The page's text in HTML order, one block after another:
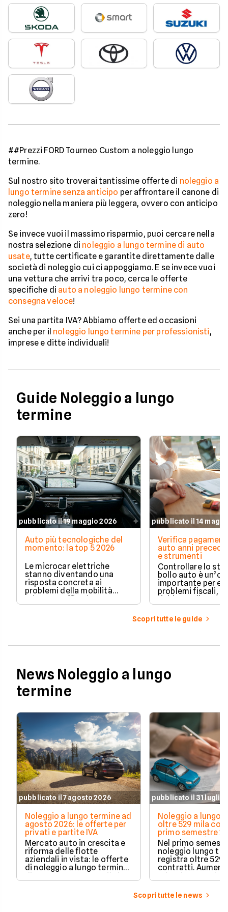
##Prezzi FORD Tourneo Custom a noleggio lungo
termine.
Sul nostro sito troverai tantissime offerte di noleggio a
lungo termine senza anticipo per affrontare il canone di
noleggio nella maniera più leggera, ovvero con anticipo
zero!
Se invece vuoi il massimo risparmio, puoi cercare nella
nostra selezione di noleggio a lungo termine di auto
usate, tutte certificate e garantite direttamente dalle
società di noleggio cui ci appoggiamo. E se invece vuoi
una vettura che arrivi tra poco, cerca le offerte
specifiche di auto a noleggio lungo termine con
consegna veloce!
Sei una partita IVA? Abbiamo offerte ed occasioni
anche per il noleggio lungo termine per professionisti,
imprese e ditte individuali!
Guide Noleggio a lungo
termine
pubblicato il 19 maggio 2026
Auto più tecnologiche del
momento: la top 5 2026
Le microcar elettriche
stanno diventando una
risposta concreta ai
problemi della mobilità
urbana: traffico intenso,
parcheggi limitati e costi di
pubblicato il 14
Verifica
auto anni
e strumenti
Controllare lo
bollo auto è
importante per
problemi fiscali,
richieste di
inattese.
Scopri tutte le guide
News Noleggio a lungo
termine
pubblicato il 7 agosto 2026
Noleggio a lungo termine ad
agosto 2026: le offerte per
privati e partite IVA
Mercato auto in crescita e
riforma delle flotte
aziendali in vista: le offerte
di noleggio a lungo termine
di agosto 2026 su Facile.it,
per privati e partite IVA.
pubblicato il 31 luglio
Noleggio a lungo
oltre 529 mila
primo semestre
Crescono privati
elettrificate
Nel primo
noleggio lungo
registra oltre 529
contratti.
privati, cresce la
media e
plug-in ed
dati Unrae.
Scopri tutte le news